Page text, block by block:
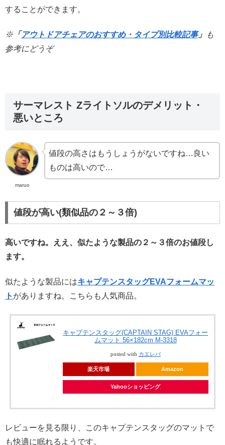
することができます。
※ 「 アウトドアチェアのおすすめ・タイプ別比較記事」
も
参考にどうぞ
サーマレスト Zライトソルのデメリット・
悪いところ
maruo
値段の高さはもうしょうがないですね…良い
ものは高いので…
値段が高い(類似品の２～３倍)
高いですね。ええ、似たような製品の２～３倍のお値段し
ます。
似たような製品にはキャプテンスタッグEVAフォームマッ
ト がありますね。こちらも人気商品。
キャプテンスタッグ(CAPTAIN STAG) EVAフォー
ムマット 56×182cm M-3318
posted with カエレバ
楽天市場 Amazon
Yahooショッピング
レビューを見る限り、このキャプテンスタッグのマットで
も快適に眠れるようです。